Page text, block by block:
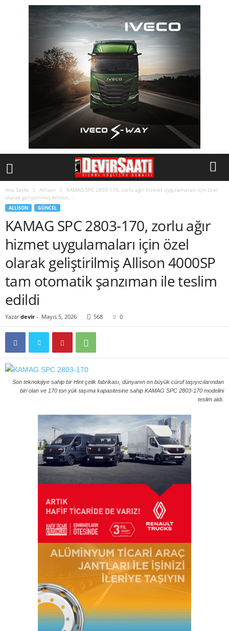
Ana Sayfa Allison
KAMAG SPC 2803-170, zorlu ağır hizmet uygulamaları için özel
olarak geliştirilmiş Allison...
ALLISON GÜNCEL
KAMAG SPC 2803-170, zorlu ağır
hizmet uygulamaları için özel
olarak geliştirilmiş Allison 4000SP
tam otomatik şanzıman ile teslim
edildi
Yazar devir - Mayıs 5, 2026 568 0
Son teknolojiye sahip bir Hint çelik fabrikası, dünyanın en büyük cüruf taşıyıcılarından
biri olan ve 170 ton yük taşıma kapasitesine sahip KAMAG SPC 2803-170 modelini
teslim aldı.